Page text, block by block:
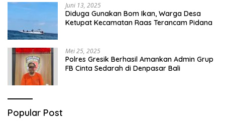
Juni 13, 2025
Diduga Gunakan Bom Ikan, Warga Desa
Ketupat Kecamatan Raas Terancam Pidana
Mei 25, 2025
Polres Gresik Berhasil Amankan Admin Grup
FB Cinta Sedarah di Denpasar Bali
Popular Post